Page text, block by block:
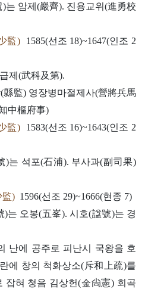
는 암제(巖齊). 진용교위(進勇校
監) 1585(선조 18)~1647(인조 2
제(武科及第).
縣監) 영장병마절제사(營將兵馬
中樞府事)
監) 1583(선조 16)~1643(인조 2
)는 석포(石浦). 부사과(副司果)
監) 1596(선조 29)~1666(현종 7)
)는 오봉(五峯). 시호(諡號)는 경
난에 공주로 피난시 국왕을 호
에 창의 척화상소(斥和上疏)를
잡혀 청음 김상헌(金尙憲) 회곡